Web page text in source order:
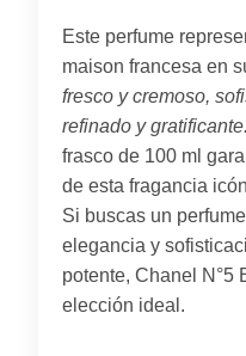
Este perfume
maison francesa en
fresco y cremoso,
refinado y gratificante.
frasco de 100 ml
de esta fragancia
Si buscas un
elegancia y
potente, Chanel N°5
elección ideal.